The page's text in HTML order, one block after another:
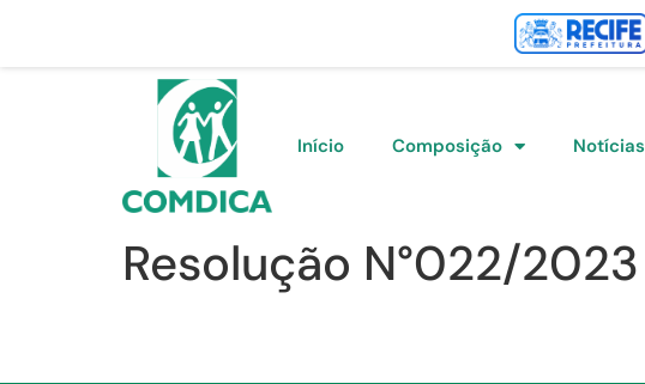
Início Composição Notícias
Resolução N°022/2023